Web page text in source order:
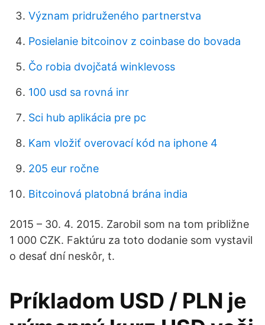
Význam pridruženého partnerstva
Posielanie bitcoinov z coinbase do bovada
Čo robia dvojčatá winklevoss
100 usd sa rovná inr
Sci hub aplikácia pre pc
Kam vložiť overovací kód na iphone 4
205 eur ročne
Bitcoinová platobná brána india
2015 – 30. 4. 2015. Zarobil som na tom približne
1 000 CZK. Faktúru za toto dodanie som vystavil
o desať dní neskôr, t.
Príkladom USD / PLN je